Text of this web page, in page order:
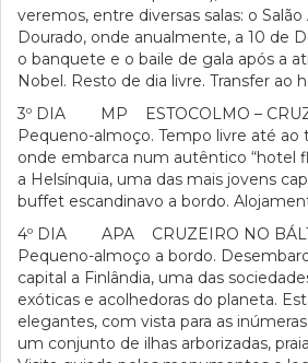
veremos, entre diversas salas: o Salão
Dourado, onde anualmente, a 10 de
o banquete e o baile de gala após a
Nobel. Resto de dia livre. Transfer ao
3º DIA MP ESTOCOLMO –
Pequeno-almoço. Tempo livre até ao
onde embarca num autêntico “hotel
a Helsínquia, uma das mais jovens
buffet escandinavo a bordo.
4º DIA APA CRUZEIRO NO
Pequeno-almoço a bordo.
capital a Finlândia, uma das
exóticas e acolhedoras do planeta.
elegantes, com vista para as
um conjunto de ilhas arborizadas,